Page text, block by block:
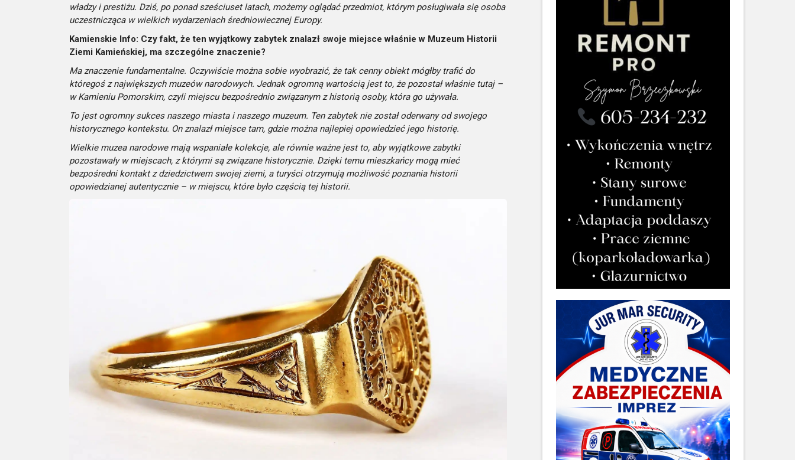
władzy i prestiżu. Dziś, po ponad sześciuset latach, możemy oglądać przedmiot, którym posługiwała się osoba
uczestnicząca w wielkich wydarzeniach średniowiecznej Europy.
Kamienskie Info: Czy fakt, że ten wyjątkowy zabytek znalazł swoje miejsce właśnie w Muzeum Historii
Ziemi Kamieńskiej, ma szczególne znaczenie?
Ma znaczenie fundamentalne. Oczywiście można sobie wyobrazić, że tak cenny obiekt mógłby trafić do
któregoś z największych muzeów narodowych. Jednak ogromną wartością jest to, że pozostał właśnie tutaj –
w Kamieniu Pomorskim, czyli miejscu bezpośrednio związanym z historią osoby, która go używała.
To jest ogromny sukces naszego miasta i naszego muzeum. Ten zabytek nie został oderwany od swojego
historycznego kontekstu. On znalazł miejsce tam, gdzie można najlepiej opowiedzieć jego historię.
Wielkie muzea narodowe mają wspaniałe kolekcje, ale równie ważne jest to, aby wyjątkowe zabytki
pozostawały w miejscach, z którymi są związane historycznie. Dzięki temu mieszkańcy mogą mieć
bezpośredni kontakt z dziedzictwem swojej ziemi, a turyści otrzymują możliwość poznania historii
opowiedzianej autentycznie – w miejscu, które było częścią tej historii.